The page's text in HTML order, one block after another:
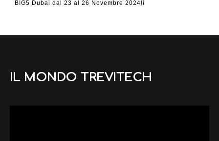
BIG5 Dubai dal 23 al 26 Novembre 2024!i
IL MONDO TREVITECH